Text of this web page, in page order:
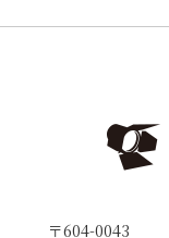
の
〒604-0043